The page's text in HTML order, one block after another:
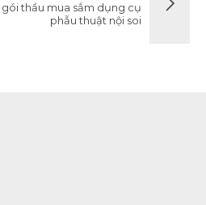
thầu mua sắm dụng cụ
phẫu thuật nội soi